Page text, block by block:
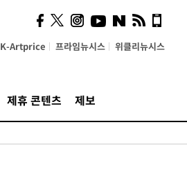
K-Artprice 프라임뉴시스 위클리뉴시스
제휴 콘텐츠 제보
"5·8·9호선 출퇴근 혼잡,
정부 국비지원 필요"